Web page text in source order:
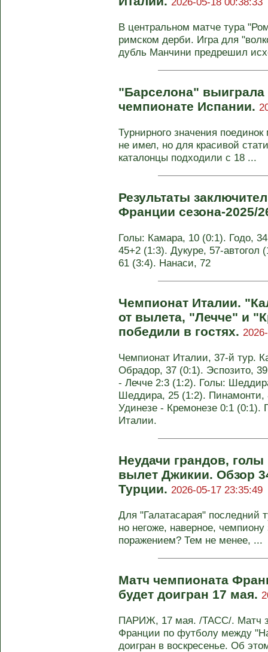
В центральном матче тура
римском дерби. Игра для
дубль Манчини предрешил
"Барселона"
чемпионате Испании.
Турнирного значения
не имел, но для красивой
каталонцы подходили с 18 ...
Результаты
Франции сезона-2025/
Голы: Камара, 10 (0:1). Годо,
45+2 (1:3). Дукуре, 57-
61 (3:4). Нанаси, 72
Чемпионат Италии.
от вылета, "Лечче" и
победили в гостях.
Чемпионат Италии, 37-й тур.
Обрадор, 37 (0:1). Эспозито,
- Лечче 2:3 (1:2). Голы:
Шеддира, 25 (1:2).
Удинезе - Кремонезе 0:1 (0:1).
Италии.
Неудачи грандов,
вылет Джикии. Обзор
Турции. 2026-05-17 23:35:49
Для "Галатасарая" последний
но негоже, наверное,
поражением? Тем не менее, ...
Матч чемпионата
будет доигран 17 мая.
ПАРИЖ, 17 мая. /ТАСС/. Матч
Франции по футболу между
доигран в воскресенье. Об